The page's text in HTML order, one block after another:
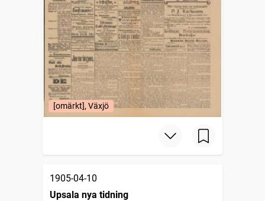
[omärkt], Växjö
1905-04-10
Upsala nya tidning